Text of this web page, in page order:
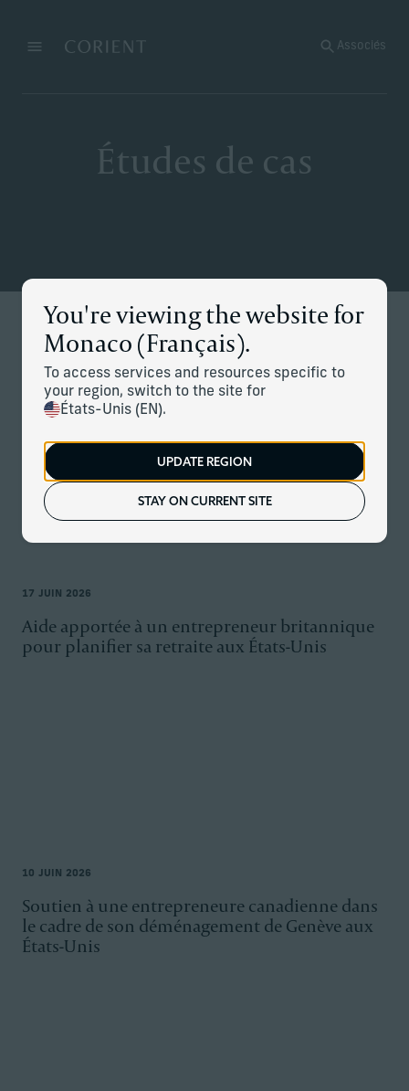
MenuRetour à la page d’accueil
You're viewing the website for
Monaco (Français).
To access services and resources specific to
your region, switch to the site for
États-Unis (EN).
UPDATE REGION
STAY ON CURRENT SITE
Associés
Études de cas
Analyses Études de cas
17 JUIN 2026
Aide apportée à un entrepreneur britannique
pour planifier sa retraite aux États-Unis
10 JUIN 2026
Soutien à une entrepreneure canadienne dans
le cadre de son déménagement de Genève aux
États-Unis